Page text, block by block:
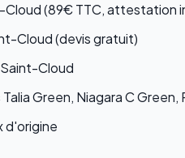
(89€ TTC, attestation
Cloud (devis gratuit)
Cloud
Green, Niagara C Green,
d'origine